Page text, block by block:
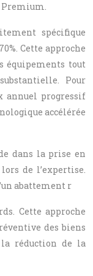
spécifique
Cette approche
équipements tout
Pour
annuel progressif
accélérée
dans la prise en
de l’expertise.
abattement r
Cette approche
des biens
réduction de la